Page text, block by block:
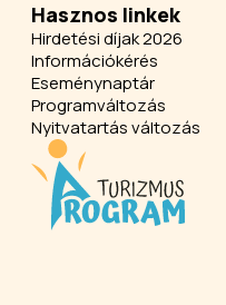
Hasznos linkek
Hirdetési díjak 2026
Információkérés
Eseménynaptár
Programváltozás
Nyitvatartás változás